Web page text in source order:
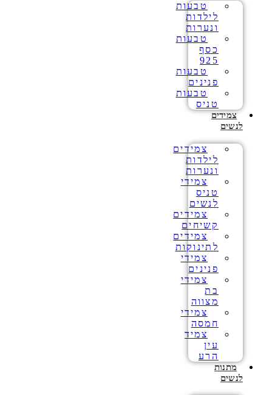
טבעות
לילדות
ונערות
טבעות
כסף
925
טבעות
פנינים
טבעות
טניס
צמידים
לנשים
צמידים
לילדות
ונערות
צמידי
טניס
לנשים
צמידים
קשיחים
צמידים
לתינוקות
צמידי
פנינים
צמידי
בת
מצווה
צמידי
חמסה
צמיד
עין
הרע
מתנות
לנשים